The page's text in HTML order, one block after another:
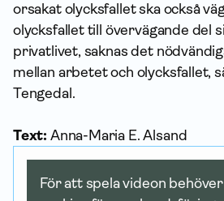
orsakat olycksfallet ska också
olycksfallet till övervägande del
privatlivet, saknas det
mellan arbetet och olycksfallet,
Tengedal.
Text: Anna-Maria E. Alsand
För att spela videon